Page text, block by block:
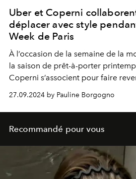
Uber et Coperni
déplacer avec style
Week de Paris
À l’occasion de la semaine de la
la saison de prêt-à-porter
Coperni s’associent pour faire
Fashion— jusqu’au mardi 1er
27.09.2024 by Pauline Borgogno
Recommandé pour vous